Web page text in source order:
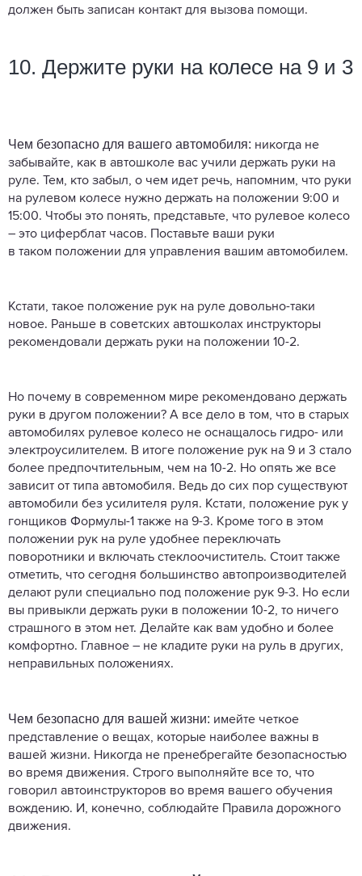
должен быть записан контакт для вызова помощи.
10. Держите руки на колесе на 9 и 3
Чем безопасно для вашего автомобиля: никогда не
забывайте, как в автошколе вас учили держать руки на
руле. Тем, кто забыл, о чем идет речь, напомним, что руки
на рулевом колесе нужно держать на положении 9:00 и
15:00. Чтобы это понять, представьте, что рулевое колесо
– это циферблат часов. Поставьте ваши руки
в таком положении для управления вашим автомобилем.
Кстати, такое положение рук на руле довольно-таки
новое. Раньше в советских автошколах инструкторы
рекомендовали держать руки на положении 10-2.
Но почему в современном мире рекомендовано держать
руки в другом положении? А все дело в том, что в старых
автомобилях рулевое колесо не оснащалось гидро- или
электроусилителем. В итоге положение рук на 9 и 3 стало
более предпочтительным, чем на 10-2. Но опять же все
зависит от типа автомобиля. Ведь до сих пор существуют
автомобили без усилителя руля. Кстати, положение рук у
гонщиков Формулы-1 также на 9-3. Кроме того в этом
положении рук на руле удобнее переключать
поворотники и включать стеклоочиститель. Стоит также
отметить, что сегодня большинство автопроизводителей
делают рули специально под положение рук 9-3. Но если
вы привыкли держать руки в положении 10-2, то ничего
страшного в этом нет. Делайте как вам удобно и более
комфортно. Главное – не кладите руки на руль в других,
неправильных положениях.
Чем безопасно для вашей жизни: имейте четкое
представление о вещах, которые наиболее важны в
вашей жизни. Никогда не пренебрегайте безопасностью
во время движения. Строго выполняйте все то, что
говорил автоинструкторов во время вашего обучения
вождению. И, конечно, соблюдайте Правила дорожного
движения.